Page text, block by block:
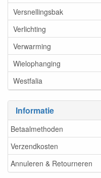
Versnellingsbak
Verlichting
Verwarming
Wielophanging
Westfalia
Informatie
Betaalmethoden
Verzendkosten
Annuleren & Retourneren